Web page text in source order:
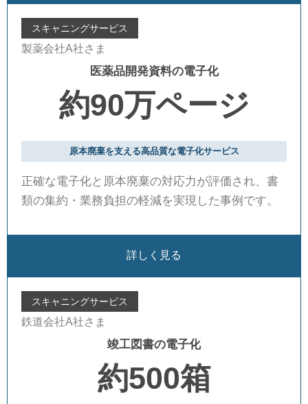
スキャニングサービス
製薬会社A社さま
医薬品開発資料の電子化
約90万ページ
原本廃棄を支える高品質な電子化サービス
正確な電子化と原本廃棄の対応力が評価され、書
類の集約・業務負担の軽減を実現した事例です。
詳しく見る
スキャニングサービス
鉄道会社A社さま
竣工図書の電子化
約500箱